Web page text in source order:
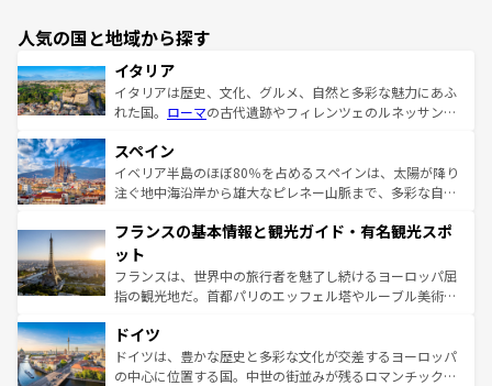
人気の国と地域から探す
イタリア
イタリアは歴史、文化、グルメ、自然と多彩な魅力にあふ
れた国。 ローマの古代遺跡やフィレンツェのルネッサンス
ろん、トスカーナの美しい田園風景やアマルフィ海岸の絶
景など、自然景観も見逃せない。観光の合間には、本場の
ピザやパスタなど、絶品のイタリア料理を堪能することも
ませてくれるイタリアで、忘れられない旅をしてみよう！
なお、新着のイタリア情報は
しい。
スペイン
イベリア半島のほぼ80％を占めるスペインは、太陽が降り
注ぐ地中海沿岸から雄大なピレネー山脈まで、多彩な自然
文化が根付くこの国では、情熱的なフラメンコ、熱気あふ
れる闘牛、そして美味しいタパスが生活の一部となってい
る。首都マドリードの洗練された雰囲気や、バルセロナの
アートに溢れた街角から、地方では古代ローマ遺跡や中世
せる。地方によって風土や気候が異なるスペインはその個
性で訪れる人を魅了する。 なお、新着のスペイン情報は コ
ンテンツ一覧を参照してほしい。
フランスの基本情報と観光ガイド・有名観光スポ
ット
フランスは、世界中の旅行者を魅了し続けるヨーロッパ屈
指の観光地だ。首都パリのエッフェル塔やルーブル美術館
で、幅広い魅力が詰まっている。華麗な宮殿、歴史的な大
聖堂、美しいビーチ、そして豊かな自然が、訪れる者を心
から魅了する。また、フランスは美食の国としても知ら
ドイツ
ドイツは、豊かな歴史と多彩な文化が交差するヨーロッパ
の中心に位置する国。中世の街並みが残るロマンチック街